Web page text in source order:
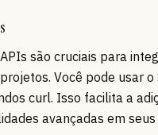
são cruciais para
Você pode usar o
curl. Isso facilita a
avançadas em